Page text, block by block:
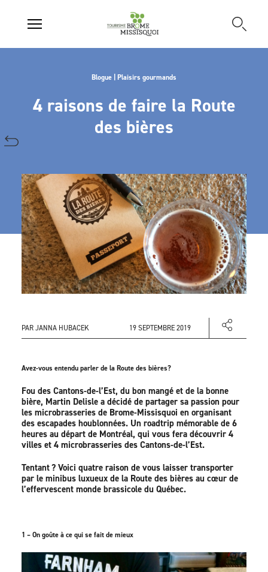
Blogue | Plaisirs gourmands
4 raisons de faire la Route
des bières
PAR JANNA HUBACEK 19 SEPTEMBRE 2019
Avez-vous entendu parler de la Route des bières?
Fou des Cantons-de-l’Est, du bon mangé et de la bonne
bière, Martin Delisle a décidé de partager sa passion pour
les microbrasseries de Brome-Missisquoi en organisant
des escapades houblonnées. Un roadtrip mémorable de 6
heures au départ de Montréal, qui vous fera découvrir 4
villes et 4 microbrasseries des Cantons-de-l’Est.
Tentant ? Voici quatre raison de vous laisser transporter
par le minibus luxueux de la Route des bières au cœur de
l’effervescent monde brassicole du Québec.
1 – On goûte à ce qui se fait de mieux